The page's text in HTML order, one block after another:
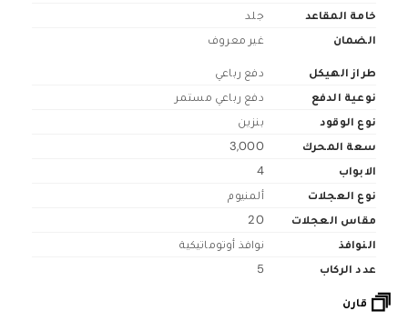
خامة المقاعد
جلد
الضمان
غير معروف
طراز الهيكل
دفع رباعي
نوعية الدفع
دفع رباعي مستمر
نوع الوقود
بنزين
سعة المحرك
3,000
الابواب
4
نوع العجلات
ألمنيوم
مقاس العجلات
20
النوافذ
نوافذ أوتوماتيكية
عدد الركاب
5
قارن